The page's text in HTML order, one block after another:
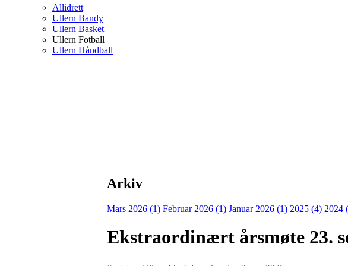
Allidrett
Ullern Bandy
Ullern Basket
Ullern Fotball
Ullern Håndball
Arkiv
Mars 2026 (1) Februar 2026 (1) Januar 2026 (1) 2025 (4) 2024
Ekstraordinært årsmøte 23.